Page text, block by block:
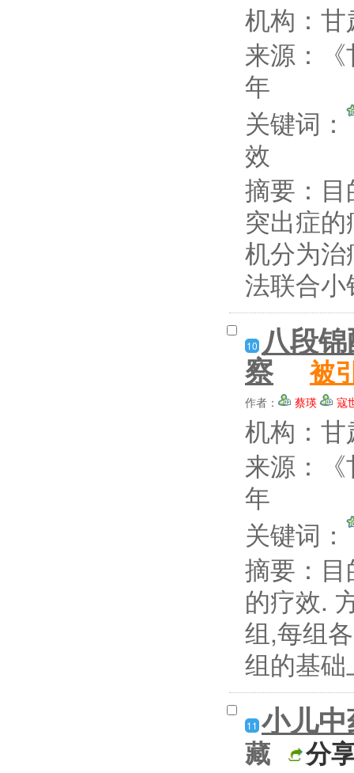
机构：
来源：
年
关键词：
效
摘要：
突出症
机分为
法联合
10 八段
察 被
作者： 蔡瑛 寇
机构：
来源：
年
关键词：
摘要：
的疗效.
组,每组
组的基
11 小儿
藏 分